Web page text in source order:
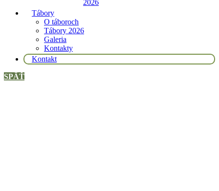
2026
Tábory
O táboroch
Tábory 2026
Galeria
Kontakty
Kontakt
SPÄŤ